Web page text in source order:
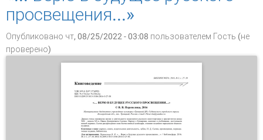
просвещения...»
Опубликовано чт, 08/25/2022 - 03:08 пользователем Гость (не
проверено)